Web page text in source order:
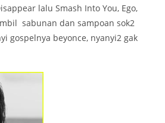
lalu Smash Into You, Ego,
sabunan dan sampoan sok2
gospelnya beyonce, nyanyi2 gak